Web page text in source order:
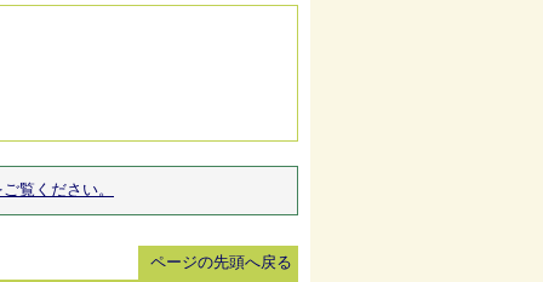
覧ください。
ページの先頭へ戻る